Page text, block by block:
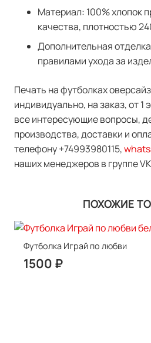
Материал: 100% хлопок
качества, плотностью
Дополнительная
правилами ухода за
Печать на футболках
индивидуально, на заказ, от 1
все интересующие вопросы,
производства, доставки и
телефону +74993980115,
наших менеджеров в группе
ПОХОЖИЕ
Футболка Играй по любви
1500 ₽